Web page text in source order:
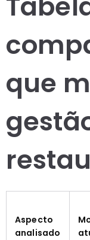
que
Aspecto
analisado